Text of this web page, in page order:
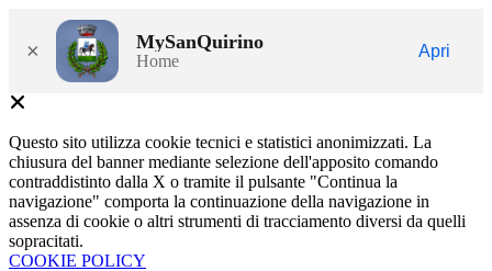
× MySanQuirino
Home
Apri
Questo sito utilizza cookie tecnici e statistici anonimizzati. La
chiusura del banner mediante selezione dell'apposito comando
contraddistinto dalla X o tramite il pulsante "Continua la
navigazione" comporta la continuazione della navigazione in
assenza di cookie o altri strumenti di tracciamento diversi da quelli
sopracitati.
COOKIE POLICY